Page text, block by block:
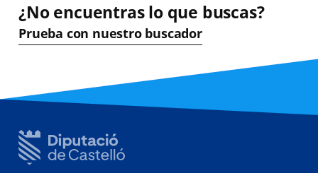
¿No encuentras lo que buscas?
Prueba con nuestro buscador